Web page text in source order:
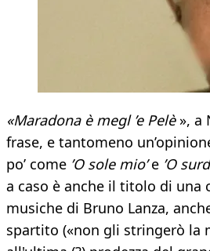
«Maradona è megl ’e Pelè», a
frase, e tantomeno
po’ come ’O sole mio’e ’O
a caso è anche il titolo di una
musiche di Bruno Lanza,
spartito («non gli stringerò la